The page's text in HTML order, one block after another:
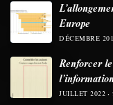
Europe
DÉCEMBRE
Renforcer
JUILLET 2022